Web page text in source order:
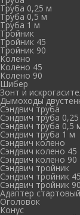
Труба 0,25 м
Труба 0,5 м
Труба 1 м
Тройник
Тройник 45
Тройник 90
Колено
Колено 45
Колено 90
Шибер
Зонт и
Дымоходы
Сэндвич труба
Сэндвич труба
Сэндвич труба 0,5
Сэндвич труба 1 м
Сэндвич колено
Сэндвич колено 45
Сэндвич колено 90
Сэндвич тройник
Сэндвич тройник 45
Сэндвич тройник 90
Адаптер стартовый
Оголовок
Конус